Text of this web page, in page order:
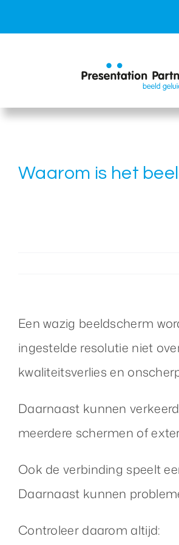
naar
Waarom is het
Een wazig beeldscherm
ingestelde resolutie niet
kwaliteitsverlies en
Daarnaast kunnen
meerdere schermen of
Ook de verbinding speelt
Daarnaast kunnen
Controleer daarom altijd: